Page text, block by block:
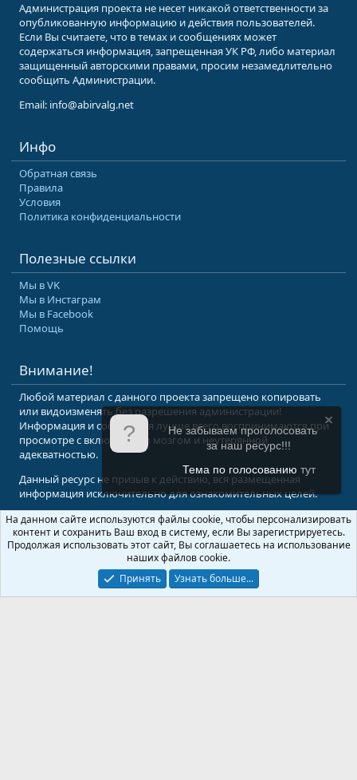
Администрация проекта не несет никакой ответственности за
опубликованную информацию и действия пользователей.
Если Вы считаете, что в темах и сообщениях может
содержаться информация, запрещенная УК РФ, либо материал
защищенный авторскими правами, просим незамедлительно
сообщить Администрации.
Email: info@abirvalg.net
Инфо
Обратная связь
Правила
Условия
Политика конфиденциальности
Полезные ссылки
Мы в VK
Мы в Инстаграм
Мы в Facebook
Помощь
Внимание!
Любой материал с данного проекта запрещено копировать
или видоизменять без разрешения администрации!
Информация и сообщения лучше всего воспринимаются при
просмотре с включенным мозгом и неутерянной
адекватностью.
Данный ресурс не призыв к действию, вся размещенная
информация исключительно для ознакомительных целей.
© 2008-2026 Форум Абырвалг.нет - подводная охота, дайвинг, туризм
Перевод: XenForo.Info
Не забываем проголосовать
за наш ресурс!!!
Тема по голосованию тут
На данном сайте используются файлы cookie, чтобы персонализировать
контент и сохранить Ваш вход в систему, если Вы зарегистрируетесь.
Продолжая использовать этот сайт, Вы соглашаетесь на использование
наших файлов cookie.
Принять
Узнать больше...